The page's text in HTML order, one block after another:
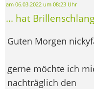
am 06.03.2022 um 08:23 Uhr
... hat
Guten Morgen
gerne möchte ich
nachträglich den